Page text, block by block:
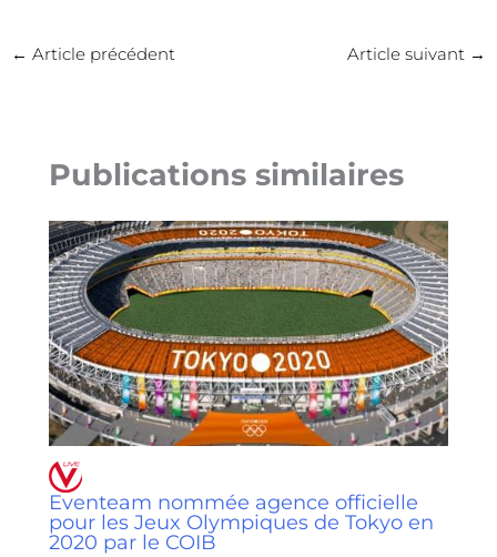
← Article précédent Article suivant →
Publications similaires
Eventeam nommée agence officielle
pour les Jeux Olympiques de Tokyo en
2020 par le COIB